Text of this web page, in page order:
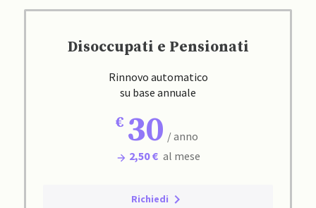
Disoccupati e Pensionati
Rinnovo automatico
su base annuale
30 / anno
2,50 € al mese
Richiedi